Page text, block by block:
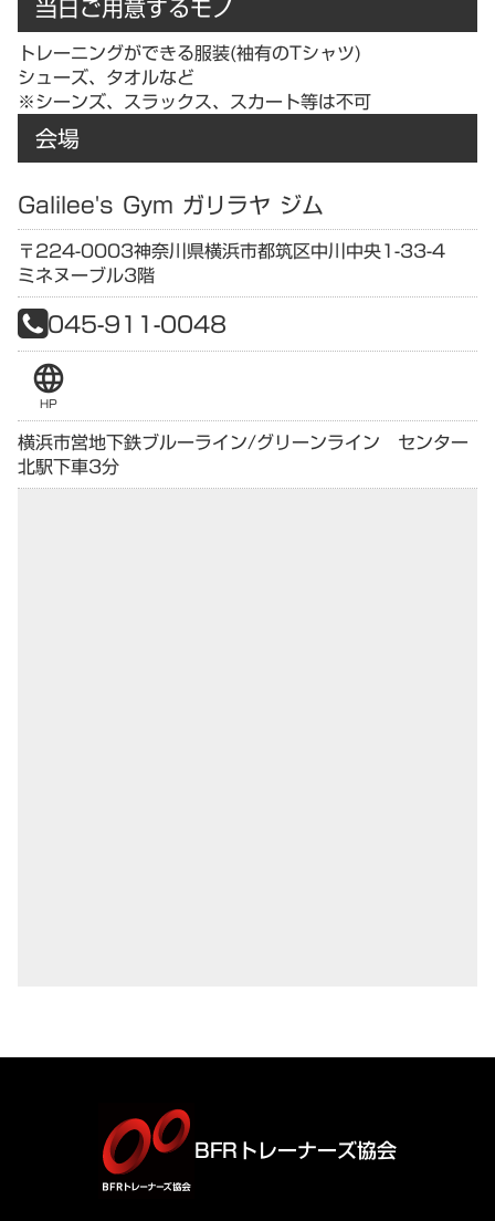
トレーニングができる服装(袖有のTシャツ)
シューズ、タオルなど
※シーンズ、スラックス、スカート等は不可
会場
Galilee's Gym ガリラヤ ジム
〒224-0003神奈川県横浜市都筑区中川中央1-33-4
ミネヌーブル3階
045-911-0048
language
HP
横浜市営地下鉄ブルーライン/グリーンライン センター
北駅下車3分
BFRトレーナーズ協会